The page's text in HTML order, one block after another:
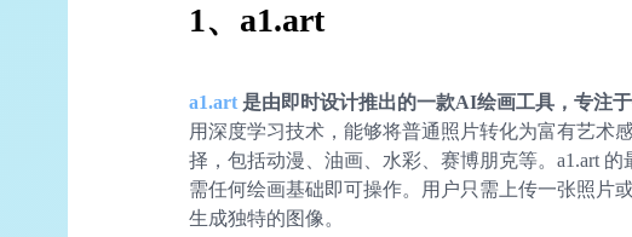
1、 a1.art
a1.art 是由即时设计推出的一款AI绘画工具，专注
用深度学习技术，能够将普通照片转化为富有艺术
择，包括动漫、油画、水彩、赛博朋克等。a1.art
需任何绘画基础即可操作。用户只需上传一张照片
生成独特的图像。